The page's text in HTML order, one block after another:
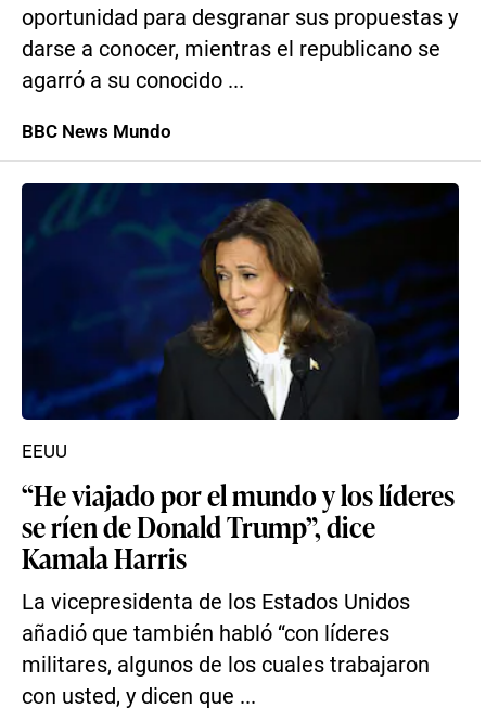
oportunidad para desgranar sus propuestas y
darse a conocer, mientras el republicano se
agarró a su conocido ...
BBC News Mundo
“He viajado por el mundo y los líderes
se ríen de Donald Trump”, dice
Kamala Harris
La vicepresidenta de los Estados Unidos
añadió que también habló “con líderes
militares, algunos de los cuales trabajaron
con usted, y dicen que ...
EEUU